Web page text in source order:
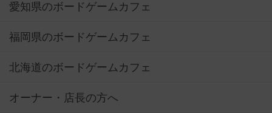
愛知県のボードゲームカフェ
福岡県のボードゲームカフェ
北海道のボードゲームカフェ
オーナー・店長の方へ